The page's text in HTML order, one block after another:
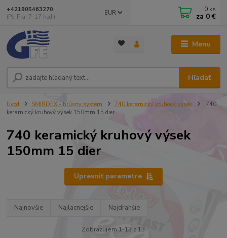
Menu
EUR
Hľadať
+421905463270
(Po-Pia, 7-17 hod.)
0 ks
za 0 €
Úvod SMIRDEX - brúsny systém 740 keramický kruhový výsek
740
keramický kruhový výsek 150mm 15 dier
740 keramický kruhový výsek
150mm 15 dier
Upresniť parametre
Najnovšie Najlacnejšie Najdrahšie
Zobrazujem 1-13 z 13